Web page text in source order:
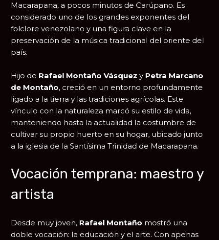
Macarapana, a pocos minutos deCarúpano. Es
considerado uno de los grandes exponentes del
folclore venezolano y una figura clave en la
preservación de la música tradicional del oriente del
país.
Hijo de Rafael Montaño Vásquez y Petra Marcano
de Montaño, creció en un entorno profundamente
ligado a la tierra y las tradiciones agrícolas. Este
vínculo con la naturaleza marcó su estilo de vida,
manteniendo hasta la actualidad la costumbre de
cultivar su propio huerto en su hogar, ubicado junto
a la iglesia de la Santísima Trinidad de Macarapana.
Vocación temprana: maestro y
artista
Desde muy joven, Rafael Montaño mostró una
doble vocación: la educación y el arte. Con apenas